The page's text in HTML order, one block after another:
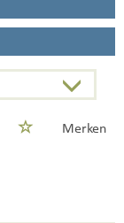
Merken